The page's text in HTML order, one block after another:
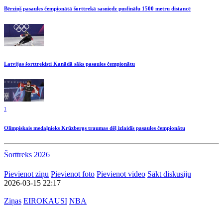
Bērziņš pasaules čempionātā šorttrekā sasniedz pusfinālu 1500 metru distancē
Latvijas šorttrekisti Kanādā sāks pasaules čempionātu
1
Olimpiskais medaļnieks Krūzbergs traumas dēļ izlaidīs pasaules čempionātu
Šorttreks 2026
Pievienot ziņu Pievienot foto Pievienot video Sākt diskusiju
2026-03-15 22:17
Ziņas EIROKAUSI NBA